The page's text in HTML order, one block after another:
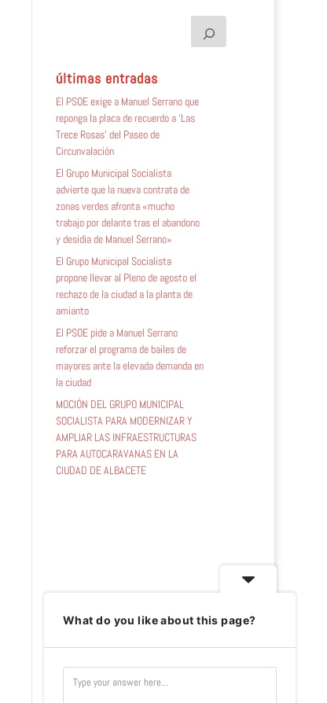
últimas entradas
El PSOE exige a Manuel Serrano que
reponga la placa de recuerdo a ‘Las
Trece Rosas’ del Paseo de
Circunvalación
El Grupo Municipal Socialista
advierte que la nueva contrata de
zonas verdes afronta «mucho
trabajo por delante tras el abandono
y desidia de Manuel Serrano»
El Grupo Municipal Socialista
propone llevar al Pleno de agosto el
rechazo de la ciudad a la planta de
amianto
El PSOE pide a Manuel Serrano
reforzar el programa de bailes de
mayores ante la elevada demanda en
la ciudad
MOCIÓN DEL GRUPO MUNICIPAL
SOCIALISTA PARA MODERNIZAR Y
AMPLIAR LAS INFRAESTRUCTURAS
PARA AUTOCARAVANAS EN LA
CIUDAD DE ALBACETE
What do you like about this page?